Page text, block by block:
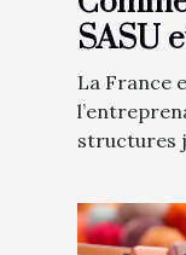
SASU
tech
La France
structures